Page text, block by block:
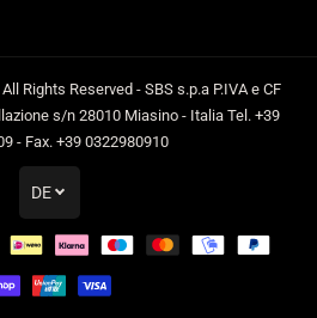
Rights Reserved - SBS s.p.a P.IVA e CF
s/n 28010 Miasino - Italia Tel. +39
- Fax. +39 0322980910
DE